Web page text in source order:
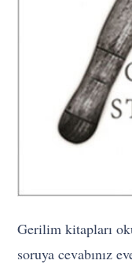
Gerilim kitapları
soruya cevabınız